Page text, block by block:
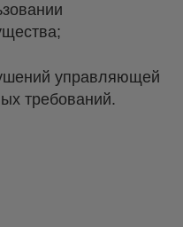
управляющей
требований.